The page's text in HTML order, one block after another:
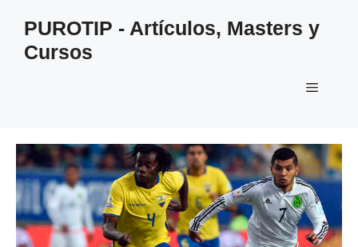
contenido
PUROTIP - Artículos, Masters y
Cursos
Menú